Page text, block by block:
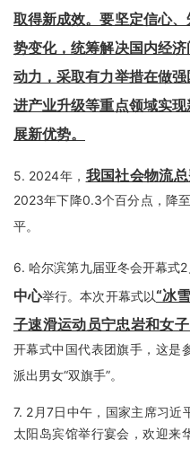
取得新成效。要坚定信心
势变化，统筹解决国内经
动力，采取有力举措在做
进产业升级等重点领域实
展新优势。
5. 2024年， 我国社会物流
2023年下降0.3个百分点，降
平。
6.哈尔滨第九届亚冬会开幕式
中心举行。本次开幕式以“冰
子速滑运动员宁忠岩和女
开幕式中国代表团旗手，这是
派出男女“双旗手”。
7. 2月7日中午，国家主席习近
太阳岛宾馆举行宴会，欢迎来